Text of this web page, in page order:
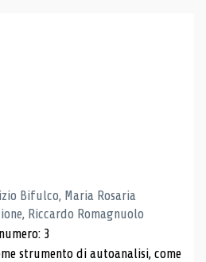
Bifulco, Maria Rosaria
Riccardo Romagnuolo
3
strumento di autoanalisi, come